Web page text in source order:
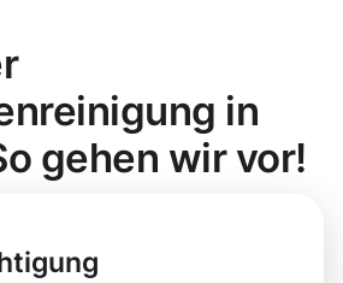
in
gehen wir vor!